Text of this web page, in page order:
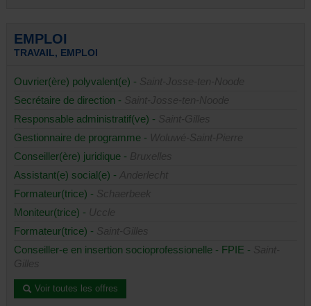
EMPLOI
TRAVAIL, EMPLOI
Ouvrier(ère) polyvalent(e) -
Secrétaire de direction -
Responsable administratif(ve) -
Gestionnaire de programme -
Conseiller(ère) juridique -
Assistant(e) social(e) -
Formateur(trice) -
Moniteur(trice) -
Formateur(trice) -
Conseiller-e en insertion socioprofessionelle - FPIE -
Voir toutes les offres